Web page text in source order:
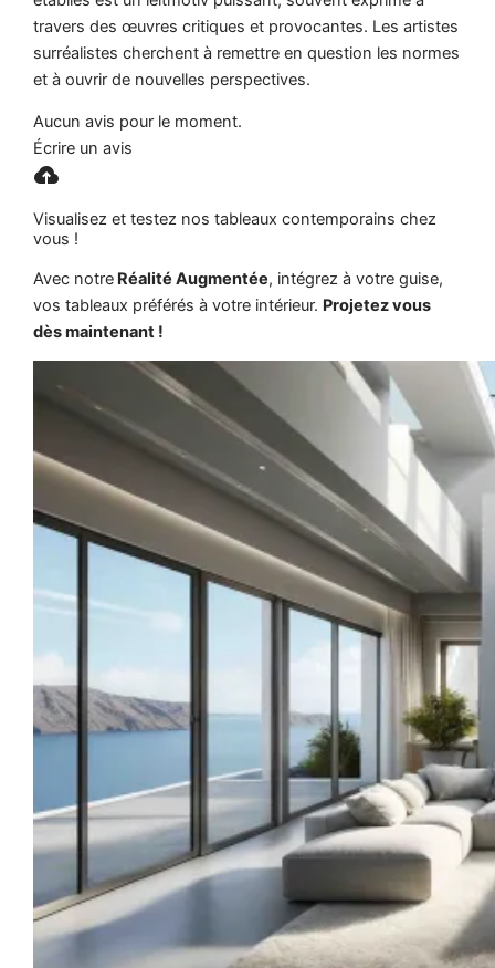
travers des œuvres critiques et provocantes. Les artistes
surréalistes cherchent à remettre en question les normes
et à ouvrir de nouvelles perspectives.
Aucun avis pour le moment.
Écrire un avis
Visualisez et testez nos tableaux contemporains chez
vous !
Avec notre Réalité Augmentée, intégrez à votre guise,
vos tableaux préférés à votre intérieur. Projetez vous
dès maintenant !